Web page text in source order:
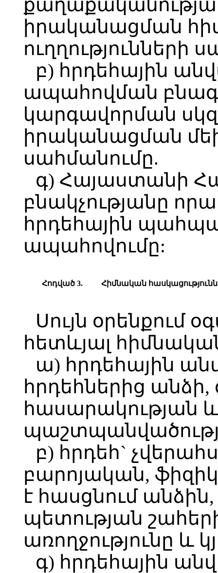
իրականացման
ուղղությունների
բ) հրդեհային
ապահովման
կարգավորման
իրականացման
սահմանումը.
գ) Հայաստանի
բնակչությանը
հրդեհային
ապահովումը:
Հոդված 3. Հիմնական
Սույն օրենքում
հետևյալ
ա) հրդեհային
հրդեհներից անձի,
հասարակության
բ) հրդեհ`
բարոյական,
է հասցնում
պետության
առողջությունը և
գ) հրդեհային